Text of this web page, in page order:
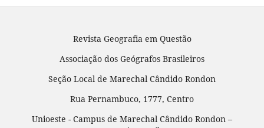
Revista Geografia em Questão
Associação dos Geógrafos Brasileiros
Seção Local de Marechal Cândido Rondon
Rua Pernambuco, 1777, Centro
Unioeste - Campus de Marechal Cândido Rondon –